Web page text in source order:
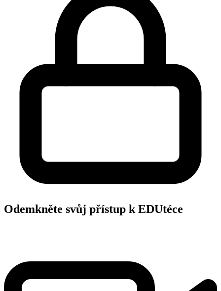
Odemkněte svůj přístup k EDUtéce